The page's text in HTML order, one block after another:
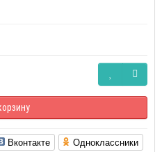
Вконтакте Одноклассники